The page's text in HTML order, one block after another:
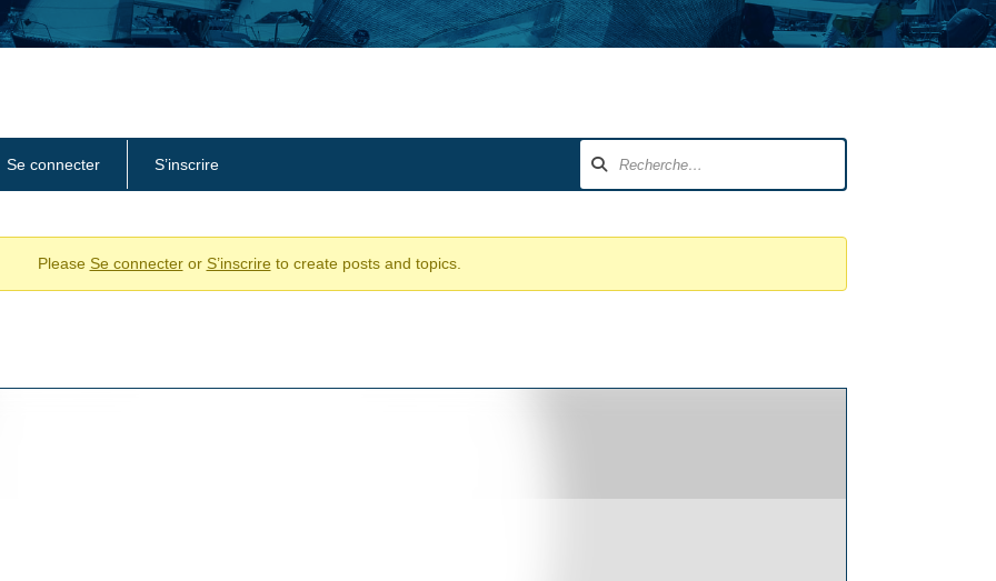
Se connecter S’inscrire
Please Se connecteror S’inscrire to create posts and topics.